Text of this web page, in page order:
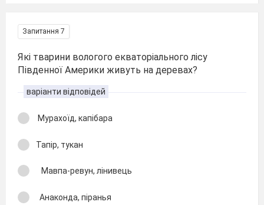
Запитання 7
Які тварини вологого екваторіального лісу
Південної Америки живуть на деревах?
варіанти відповідей
Мурахоїд, капібара
Тапір, тукан
Мавпа-ревун, лінивець
Анаконда, піранья